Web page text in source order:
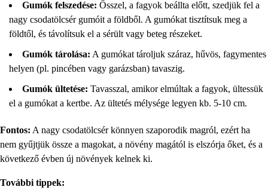
Gumók felszedése: Ősszel, a fagyok beállta előtt, szedjük fel a
nagy csodatölcsér gumóit a földből. A gumókat tisztítsuk meg a
földtől, és távolítsuk el a sérült vagy beteg részeket.
Gumók tárolása: A gumókat tároljuk száraz, hűvös, fagymentes
helyen (pl. pincében vagy garázsban) tavaszig.
Gumók ültetése: Tavasszal, amikor elmúltak a fagyok, ültessük
el a gumókat a kertbe. Az ültetés mélysége legyen kb. 5-10 cm.
Fontos: A nagy csodatölcsér könnyen szaporodik magról, ezért ha
nem gyűjtjük össze a magokat, a növény magától is elszórja őket, és a
következő évben új növények kelnek ki.
További tippek: